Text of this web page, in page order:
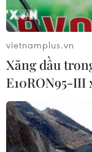
Tòa án Nga lần
bản quyền đối
03/08/2026 04:28
Tây Ban Nha nỗ
sau cuộc khủng
03/08/2026 03:55
vietnamplus.vn
Xăng dầu
E10RON95-III